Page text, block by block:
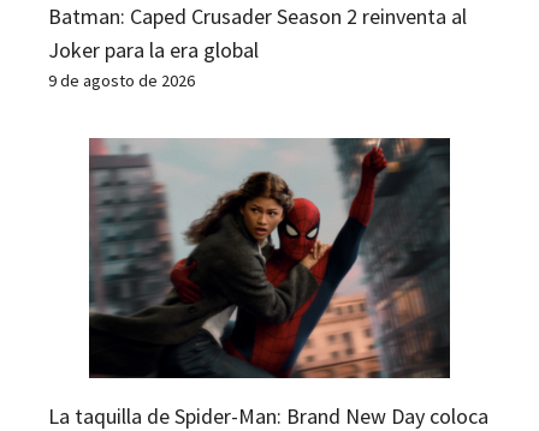
Batman: Caped Crusader Season 2 reinventa al
Joker para la era global
9 de agosto de 2026
La taquilla de Spider-Man: Brand New Day coloca